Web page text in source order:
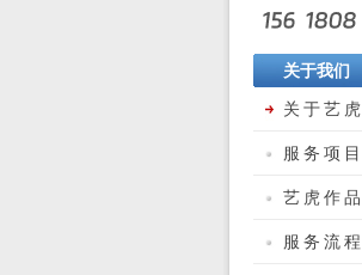
关于我们
关于艺虎
服务项目
艺虎作品
服务流程